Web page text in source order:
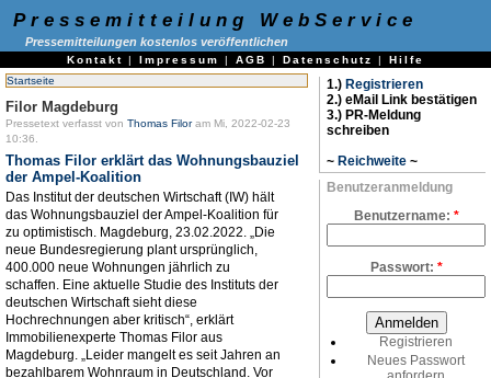
Pressemitteilung WebService
Pressemitteilungen kostenlos veröffentlichen
Kontakt | Impressum | AGB | Datenschutz | Hilfe
Startseite
Filor Magdeburg
Pressetext verfasst von Thomas Filoram Mi, 2022-02-23
10:36.
Thomas Filor erklärt das Wohnungsbauziel
der Ampel-Koalition
Das Institut der deutschen Wirtschaft (IW) hält
das Wohnungsbauziel der Ampel-Koalition für
zu optimistisch. Magdeburg, 23.02.2022. „Die
neue Bundesregierung plant ursprünglich,
400.000 neue Wohnungen jährlich zu
schaffen. Eine aktuelle Studie des Instituts der
deutschen Wirtschaft sieht diese
Hochrechnungen aber kritisch“, erklärt
Immobilienexperte Thomas Filor aus
Magdeburg. „Leider mangelt es seit Jahren an
bezahlbarem Wohnraum in Deutschland. Vor
1.) Registrieren
2.) eMail Link bestätigen
3.) PR-Meldung
schreiben
~ Reichweite ~
Benutzeranmeldung
Benutzername: *
Passwort: *
Registrieren
Neues Passwort